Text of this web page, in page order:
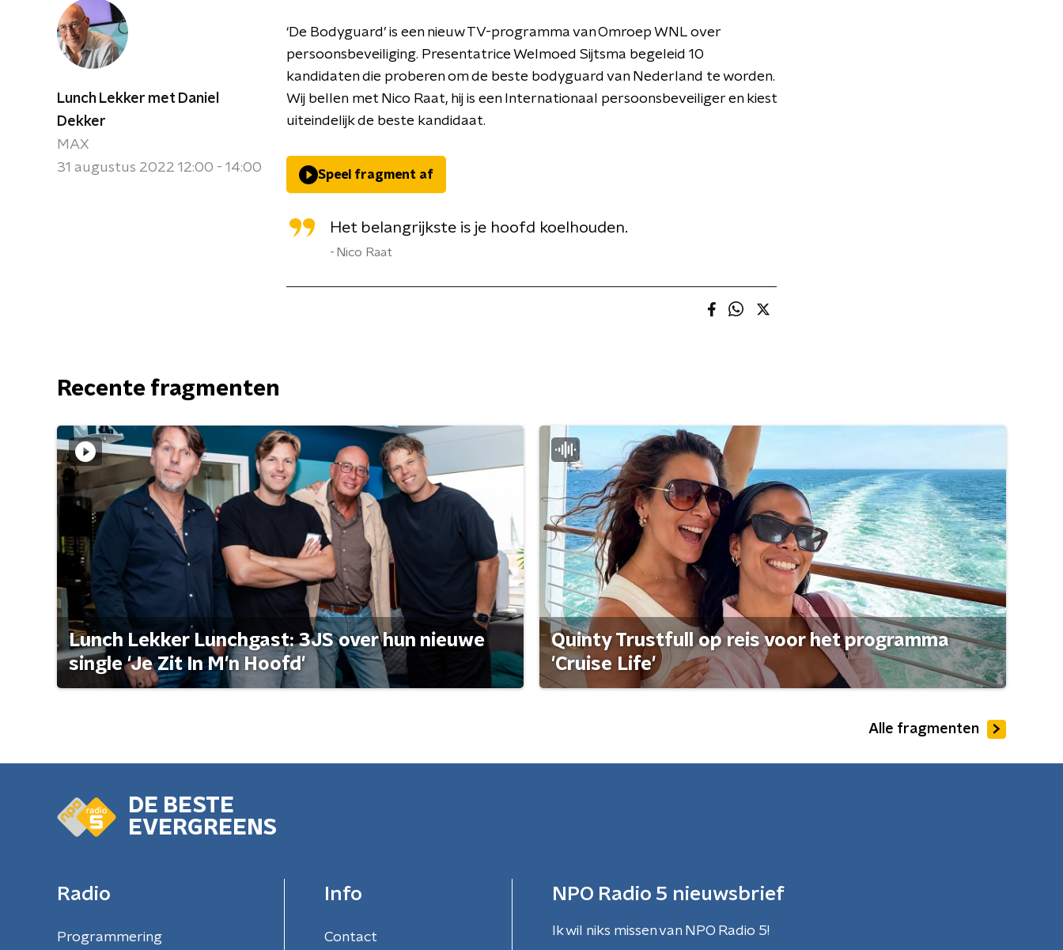
Lunch Lekker met Daniel
Dekker
MAX
31 augustus 2022 12:00 - 14:00
‘De Bodyguard’ is een nieuw TV-programma van Omroep WNL over
persoonsbeveiliging. Presentatrice Welmoed Sijtsma begeleid 10
kandidaten die proberen om de beste bodyguard van Nederland te worden.
Wij bellen met Nico Raat, hij is een Internationaal persoonsbeveiliger en kiest
uiteindelijk de beste kandidaat.
Speel fragment af
Het belangrijkste is je hoofd koelhouden.
Nico Raat
Recente fragmenten
Lunch Lekker Lunchgast: 3JS over hun nieuwe
single 'Je Zit In M'n Hoofd'
Quinty Trustfull op reis voor het programma
'Cruise Life'
Alle fragmenten
DE BESTE
EVERGREENS
Radio
Programmering
Info
Contact
NPO Radio 5 nieuwsbrief
Ik wil niks missen van NPO Radio 5!